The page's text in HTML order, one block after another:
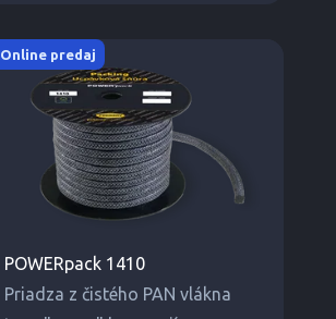
Online predaj
POWERpack 1410
Priadza z čistého PAN vlákna